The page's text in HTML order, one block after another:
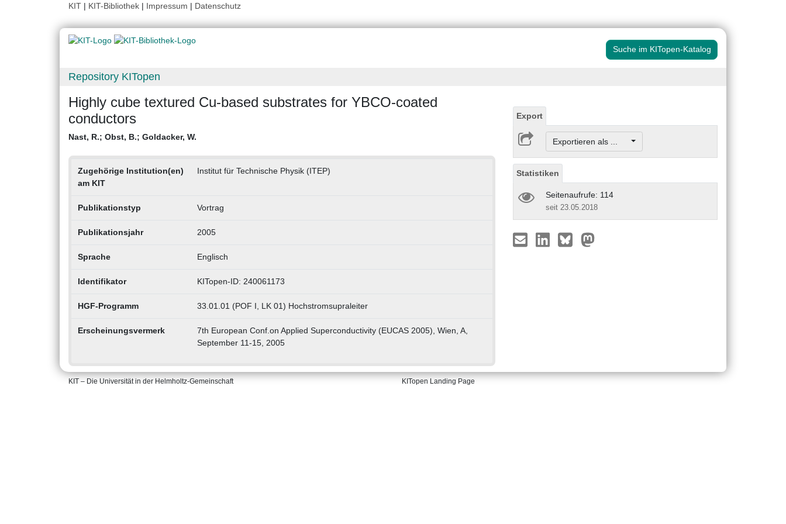
KIT | KIT-Bibliothek | Impressum | Datenschutz
Suche im KITopen-Katalog
Repository KITopen
Highly cube textured Cu-based substrates for YBCO-coated
conductors
Nast, R.; Obst, B.; Goldacker, W.
Zugehörige Institution(en)
am KIT
Institut für Technische Physik (ITEP)
Publikationstyp Vortrag
Publikationsjahr 2005
Sprache Englisch
Identifikator KITopen-ID: 240061173
HGF-Programm 33.01.01 (POF I, LK 01) Hochstromsupraleiter
Erscheinungsvermerk
7th European Conf.on Applied Superconductivity (EUCAS 2005), Wien, A,
September 11-15, 2005
Export
Exportieren als ...
Statistiken
Seitenaufrufe: 114
seit 23.05.2018
KIT – Die Universität in der Helmholtz-Gemeinschaft KITopen Landing Page